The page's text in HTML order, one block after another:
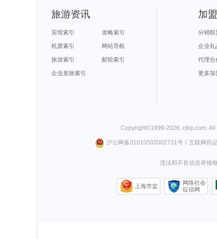
旅游资讯
宾馆索引
攻略索引
机票索引
网站导航
旅游索引
邮轮索引
企业差旅索引
加
分销联
企业礼
代理合
更多加
Copyright©1999-2026 ctrip.com .
沪公网备31010502002731号丨 互联网药
违法和不良信息举报
上海市监
网络社会
征信网